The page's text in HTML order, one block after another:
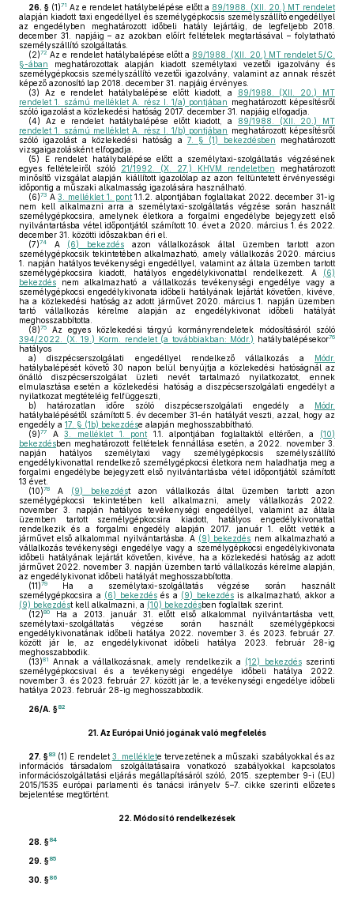
26. § (1)71 Az e rendelet hatálybelépése előtt a 89/1988. (XII. 20.) MT rendelet
alapján kiadott taxi engedéllyel és személygépkocsis személyszállító engedéllyel
az engedélyben meghatározott időbeli hatály lejártáig, de legfeljebb 2018.
december 31. napjáig – az azokban előírt feltételek megtartásával – folytatható
személyszállító szolgáltatás.
(2)72 Az e rendelet hatálybalépése előtt a 89/1988. (XII. 20.) MT rendelet 5/C.
§-ában meghatározottak alapján kiadott személytaxi vezetői igazolvány és
személygépkocsis személyszállító vezetői igazolvány, valamint az annak részét
képező azonosító lap 2018. december 31. napjáig érvényes.
(3) Az e rendelet hatálybalépése előtt kiadott, a
89/1988. (XII. 20.) MT
rendelet 1. számú melléklet A. rész I. 1/a) pontjában meghatározott képesítésről
szóló igazolást a közlekedési hatóság 2017. december 31. napjáig elfogadja.
(4) Az e rendelet hatálybalépése előtt kiadott, a 89/1988. (XII. 20.) MT
rendelet 1. számú melléklet A. rész I. 1/b) pontjában meghatározott képesítésről
szóló igazolást a közlekedési hatóság a 7. § (1) bekezdésben meghatározott
vizsgaigazolásként elfogadja.
(5) E rendelet hatálybalépése előtt a személytaxi-szolgáltatás végzésének
egyes feltételeiről szóló 21/1992. (X. 27.) KHVM rendeletben meghatározott
minősítő vizsgálat alapján kiállított igazolólap az azon feltüntetett érvényességi
időpontig a műszaki alkalmasság igazolására használható.
(6)73 A3. melléklet 1. pont1.1.2. alpontjában foglaltakat 2022. december 31-ig
nem kell alkalmazni arra a személytaxi-szolgáltatás végzése során használt
személygépkocsira, amelynek életkora a forgalmi engedélybe bejegyzett első
nyilvántartásba vétel időpontjától számított 10. évet a 2020. március 1. és 2022.
december 31. közötti időszakban éri el.
(7)74 A (6) bekezdés azon vállalkozások által üzemben tartott azon
személygépkocsik tekintetében alkalmazható, amely vállalkozás 2020. március
1. napján hatályos tevékenységi engedéllyel, valamint az általa üzemben tartott
személygépkocsira kiadott, hatályos engedélykivonattal rendelkezett. A (6)
bekezdés nem alkalmazható a vállalkozás tevékenységi engedélye vagy a
személygépkocsi engedélykivonata időbeli hatályának lejártát követően, kivéve,
ha a közlekedési hatóság az adott járművet 2020. március 1. napján üzemben
tartó vállalkozás kérelme alapján az engedélykivonat időbeli hatályát
meghosszabbította.
(8)75
Az egyes közlekedési tárgyú kormányrendeletek módosításáról szóló
394/2022. (X. 19.) Korm. rendelet (a továbbiakban: Módr.) hatálybalépésekor76
hatályos
a) diszpécserszolgálati engedéllyel rendelkező vállalkozás a Módr.
hatálybalépését követő 30 napon belül benyújtja a közlekedési hatóságnál az
önálló diszpécserszolgálat üzleti nevét tartalmazó nyilatkozatot, ennek
elmulasztása esetén a közlekedési hatóság a diszpécserszolgálati engedélyt a
nyilatkozat megtételéig felfüggeszti,
b) határozatlan időre szóló diszpécserszolgálati engedély a Módr.
hatálybalépésétől számított 5. év december 31-én hatályát veszti, azzal, hogy az
engedély a 17. § (1b) bekezdése alapján meghosszabbítható.
(9)77 A3. melléklet 1. pont 1.1. alpontjában foglaltaktól eltérően, a (10)
bekezdésben meghatározott feltételek fennállása esetén, a 2022. november 3.
napján hatályos személytaxi vagy személygépkocsis személyszállító
engedélykivonattal rendelkező személygépkocsi életkora nem haladhatja meg a
forgalmi engedélybe bejegyzett első nyilvántartásba vétel időpontjától számított
13 évet.
(10)78 A (9) bekezdést azon vállalkozás által üzemben tartott azon
személygépkocsi tekintetében kell alkalmazni, amely vállalkozás 2022.
november 3. napján hatályos tevékenységi engedéllyel, valamint az általa
üzemben tartott személygépkocsira kiadott, hatályos engedélykivonattal
rendelkezik és a forgalmi engedély alapján 2017. január 1. előtt vették a
járművet első alkalommal nyilvántartásba. A (9) bekezdés nem alkalmazható a
vállalkozás tevékenységi engedélye vagy a személygépkocsi engedélykivonata
időbeli hatályának lejártát követően, kivéve, ha a közlekedési hatóság az adott
járművet 2022. november 3. napján üzemben tartó vállalkozás kérelme alapján,
az engedélykivonat időbeli hatályát meghosszabbította.
(11)79
Ha a személytaxi-szolgáltatás végzése során használt
személygépkocsira a (6) bekezdésés a (9) bekezdésis alkalmazható, akkor a
(9) bekezdést kell alkalmazni, a (10) bekezdésben foglaltak szerint.
(12)80
Ha a 2013. január 31. előtt első alkalommal nyilvántartásba vett,
személytaxi-szolgáltatás végzése során használt személygépkocsi
engedélykivonatának időbeli hatálya 2022. november 3. és 2023. február 27.
között jár le, az engedélykivonat időbeli hatálya 2023. február 28-ig
meghosszabbodik.
(13)81 Annak a vállalkozásnak, amely rendelkezik a (12) bekezdésszerinti
személygépkocsival és a tevékenységi engedélye időbeli hatálya 2022.
november 3. és 2023. február 27. között jár le, a tevékenységi engedélye időbeli
hatálya 2023. február 28-ig meghosszabbodik.
26/A. §82
21. Az Európai Unió jogának való megfelelés
27. §83 (1) E rendelet 3. melléklete tervezetének a műszaki szabályokkal és az
információs társadalom szolgáltatásaira vonatkozó szabályokkal kapcsolatos
információszolgáltatási eljárás megállapításáról szóló, 2015. szeptember 9-i (EU)
2015/1535 európai parlamenti és tanácsi irányelv 5–7. cikke szerinti előzetes
bejelentése megtörtént.
22. Módosító rendelkezések
28. §84
29. §85
30. §86